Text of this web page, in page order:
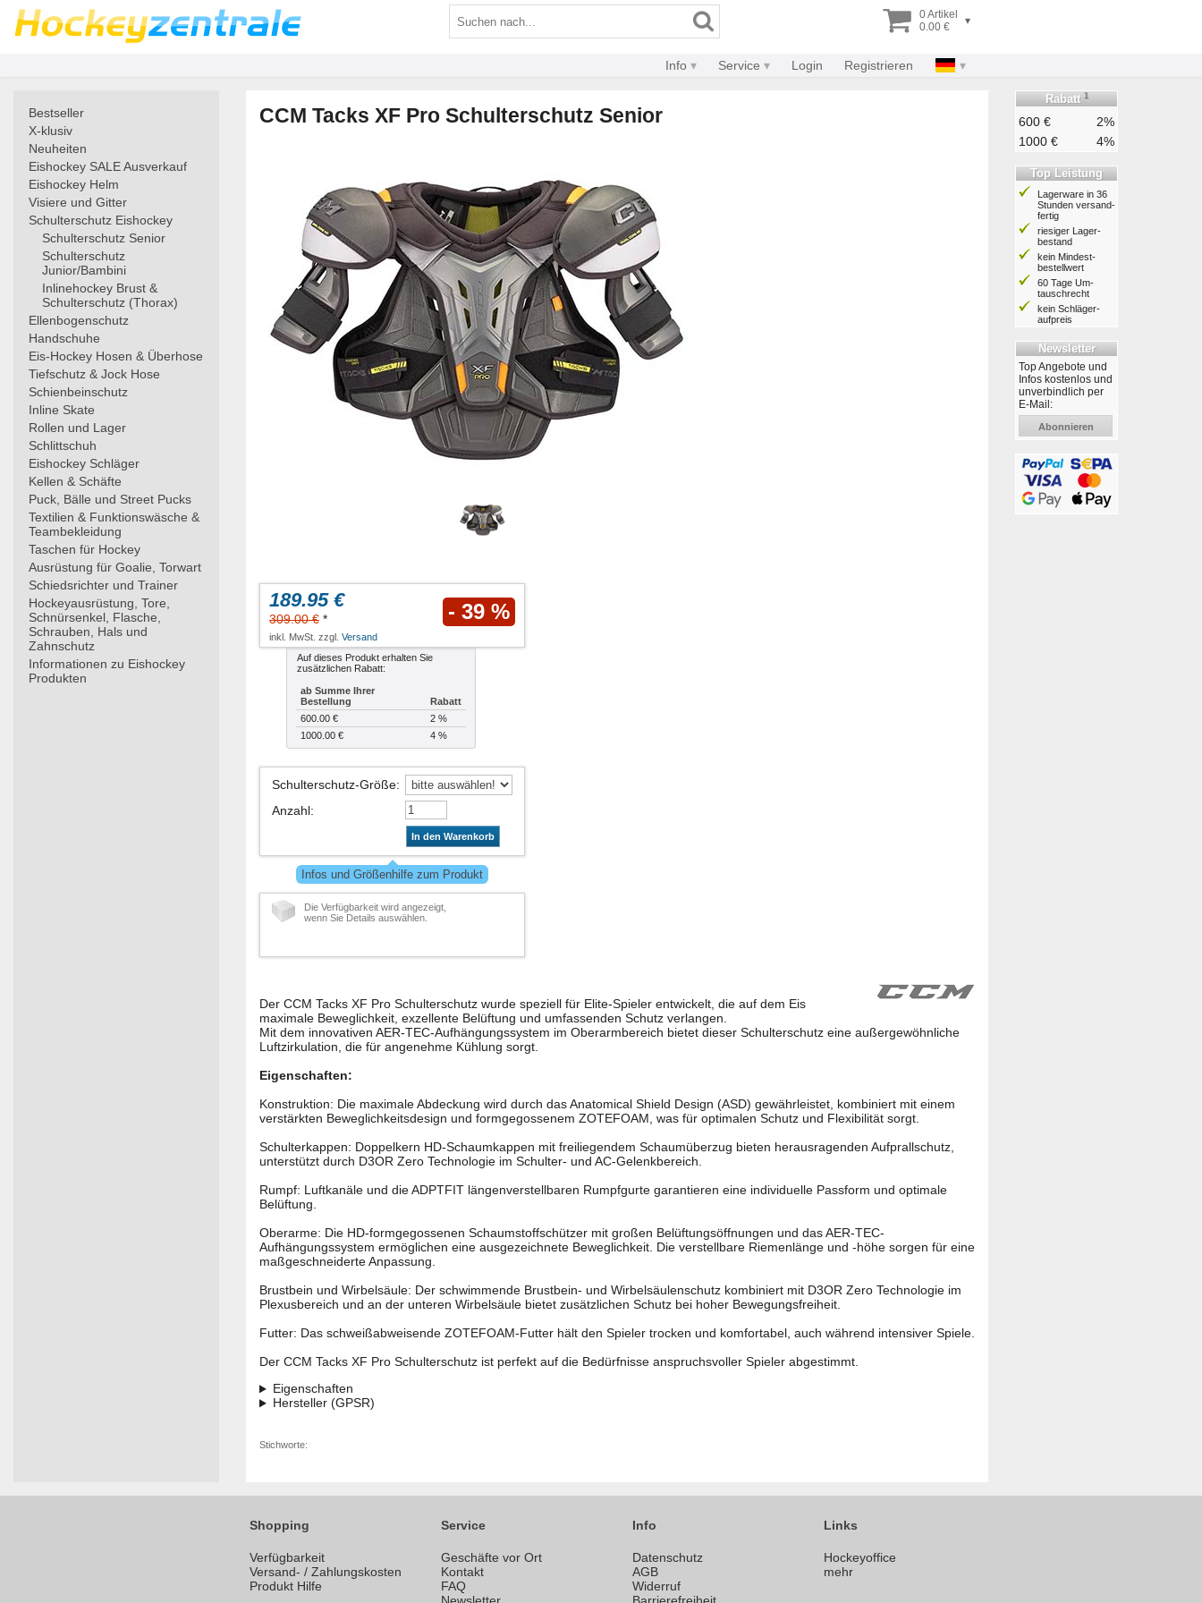
0 Artikel
0.00 €
▾
Info Service Login Registrieren
Bestseller
X-klusiv
Neuheiten
Eishockey SALE Ausverkauf
Eishockey Helm
Visiere und Gitter
Schulterschutz Eishockey
Schulterschutz Senior
Schulterschutz
Junior/Bambini
Inlinehockey Brust &
Schulterschutz (Thorax)
Ellenbogenschutz
Handschuhe
Eis-Hockey Hosen & Überhose
Tiefschutz & Jock Hose
Schienbeinschutz
Inline Skate
Rollen und Lager
Schlittschuh
Eishockey Schläger
Kellen & Schäfte
Puck, Bälle und Street Pucks
Textilien & Funktionswäsche &
Teambekleidung
Taschen für Hockey
Ausrüstung für Goalie, Torwart
Schiedsrichter und Trainer
Hockeyausrüstung, Tore,
Schnürsenkel, Flasche,
Schrauben, Hals und
Zahnschutz
Informationen zu Eishockey
Produkten
CCM Tacks XF Pro Schulterschutz Senior
189.95 €
309.00 € * - 39 %
inkl. MwSt. zzgl. Versand
Auf dieses Produkt erhalten Sie
zusätzlichen Rabatt:
ab Summe Ihrer
Bestellung
Rabatt
600.00 €
2 %
1000.00 €
4 %
Schulterschutz-Größe:
Anzahl:
In den Warenkorb
Infos und Größenhilfe zum Produkt
Die Verfügbarkeit wird angezeigt,
wenn Sie Details auswählen.
Der CCM Tacks XF Pro Schulterschutz wurde speziell für Elite-Spieler entwickelt, die auf dem Eis
maximale Beweglichkeit, exzellente Belüftung und umfassenden Schutz verlangen.
Mit dem innovativen AER-TEC-Aufhängungssystem im Oberarmbereich bietet dieser Schulterschutz eine außergewöhnliche
Luftzirkulation, die für angenehme Kühlung sorgt.
Eigenschaften:
Konstruktion: Die maximale Abdeckung wird durch das Anatomical Shield Design (ASD) gewährleistet, kombiniert mit einem
verstärkten Beweglichkeitsdesign und formgegossenem ZOTEFOAM, was für optimalen Schutz und Flexibilität sorgt.
Schulterkappen: Doppelkern HD-Schaumkappen mit freiliegendem Schaumüberzug bieten herausragenden Aufprallschutz,
unterstützt durch D3OR Zero Technologie im Schulter- und AC-Gelenkbereich.
Rumpf: Luftkanäle und die ADPTFIT längenverstellbaren Rumpfgurte garantieren eine individuelle Passform und optimale
Belüftung.
Oberarme: Die HD-formgegossenen Schaumstoffschützer mit großen Belüftungsöffnungen und das AER-TEC-
Aufhängungssystem ermöglichen eine ausgezeichnete Beweglichkeit. Die verstellbare Riemenlänge und -höhe sorgen für eine
maßgeschneiderte Anpassung.
Brustbein und Wirbelsäule: Der schwimmende Brustbein- und Wirbelsäulenschutz kombiniert mit D3OR Zero Technologie im
Plexusbereich und an der unteren Wirbelsäule bietet zusätzlichen Schutz bei hoher Bewegungsfreiheit.
Futter: Das schweißabweisende ZOTEFOAM-Futter hält den Spieler trocken und komfortabel, auch während intensiver Spiele.
Der CCM Tacks XF Pro Schulterschutz ist perfekt auf die Bedürfnisse anspruchsvoller Spieler abgestimmt.
Eigenschaften
Hersteller (GPSR)
Stichworte:
Rabatt 1
600 €
2%
1000 €
4%
Top Leistung
Lagerware in 36
Stunden ver­sand­
fertig
riesiger Lager­
bestand
kein Mindest­
bestell­wert
60 Tage Um­
tausch­recht
kein Schläger­
aufpreis
Newsletter
Top Angebote und
Infos kostenlos und
unverbindlich per
E-Mail:
Abonnieren
Shopping
Verfügbarkeit
Versand- / Zahlungskosten
Produkt Hilfe
Service
Geschäfte vor Ort
Kontakt
FAQ
Info
Datenschutz
AGB
Widerruf
Links
Hockeyoffice
mehr